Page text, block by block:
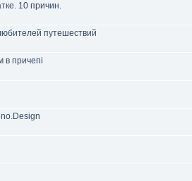
10 причин.
путешествий
в причепі